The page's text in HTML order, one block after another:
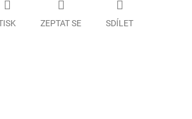
ZEPTAT SE SDÍLET